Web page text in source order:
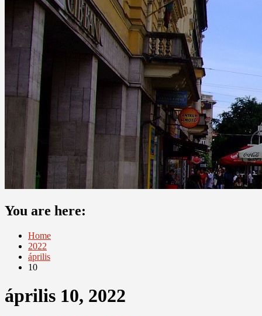
You are here:
Home
2022
április
10
április 10, 2022